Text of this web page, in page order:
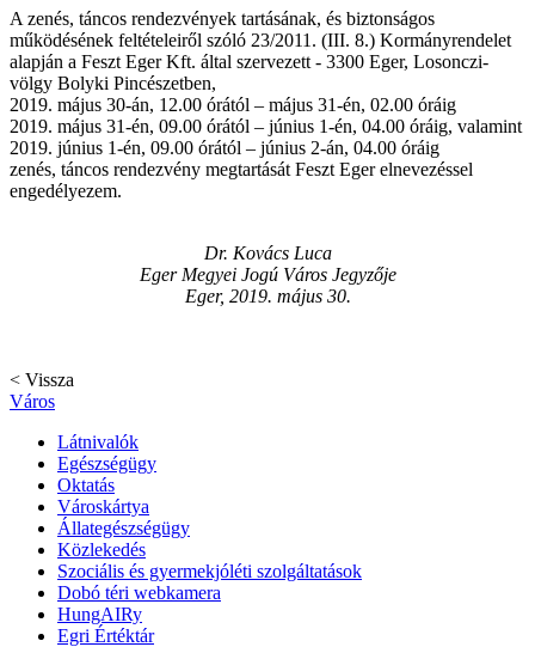
A zenés, táncos rendezvények tartásának, és biztonságos
működésének feltételeiről szóló 23/2011. (III. 8.) Kormányrendelet
alapján a Feszt Eger Kft. által szervezett - 3300 Eger, Losonczi-
völgy Bolyki Pincészetben,
2019. május 30-án, 12.00 órától – május 31-én, 02.00 óráig
2019. május 31-én, 09.00 órától – június 1-én, 04.00 óráig, valamint
2019. június 1-én, 09.00 órától – június 2-án, 04.00 óráig
zenés, táncos rendezvény megtartását Feszt Eger elnevezéssel
engedélyezem.
Dr. Kovács Luca
Eger Megyei Jogú Város Jegyzője
Eger, 2019. május 30.
< Vissza
Város
Látnivalók
Egészségügy
Oktatás
Városkártya
Állategészségügy
Közlekedés
Szociális és gyermekjóléti szolgáltatások
Dobó téri webkamera
HungAIRy
Egri Értéktár